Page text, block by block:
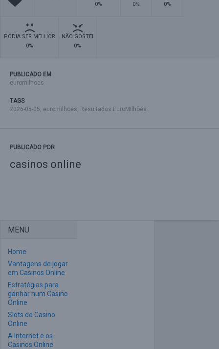
0%
0%
0%
PODIA SER MELHOR
0%
NÃO GOSTEI
0%
PUBLICADO EM
euromilhoes
TAGS
2026-05-05, euromilhoes, Resultados EuroMilhões
PUBLICADO POR
casinos online
MENU
Home
Vantagens de jogar
em Casinos Online
Estratégias para
ganhar num Casino
Online
Slots de Casino
Online
A Internet e os
Casinos Online